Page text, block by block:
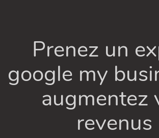
Prenez un
google my
augmentez
revenus